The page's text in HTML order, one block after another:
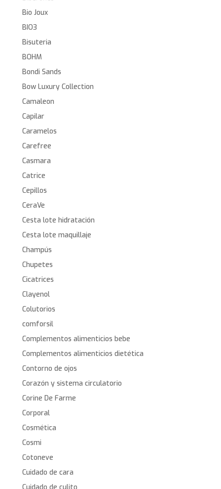
Bio Joux
BIO3
Bisuteria
BOHM
Bondi Sands
Bow Luxury Collection
Camaleon
Capilar
Caramelos
Carefree
Casmara
Catrice
Cepillos
CeraVe
Cesta lote hidratación
Cesta lote maquillaje
Champús
Chupetes
Cicatrices
Clayenol
Colutorios
comforsil
Complementos alimenticios bebe
Complementos alimenticios dietética
Contorno de ojos
Corazón y sistema circulatorio
Corine De Farme
Corporal
Cosmética
Cosmi
Cotoneve
Cuidado de cara